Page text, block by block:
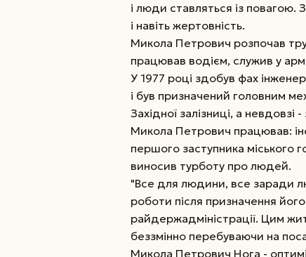
і люди ставляться із повагою.
і навіть жертовність.
Микола Петрович розпочав
працював водієм, служив у
У 1977 році здобув фах
і був призначений головним
Західної залізниці, а
Микола Петрович працював:
першого заступника міського
виносив турботу про людей.
"Все для людини, все заради
роботи після призначення
райдержадміністрації. Цим
беззмінно перебуваючи на
Микола Петрович Нога -